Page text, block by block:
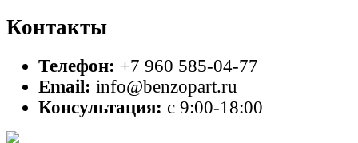
Контакты
Телефон: +7 960 585-04-77
Email: info@benzopart.ru
Консультация: с 9:00-18:00